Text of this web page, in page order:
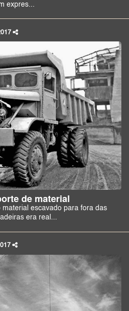
expres...
de material
escavado para fora das
era real...